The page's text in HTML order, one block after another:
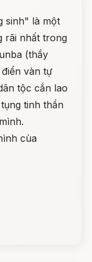
sinh" là một
rãi nhất trong
(thầy
vàn tự
tộc cắn lao
tinh thần
cùa